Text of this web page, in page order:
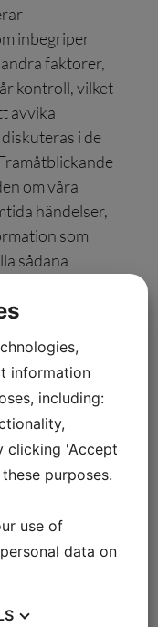
inbegriper
faktorer,
kontroll, vilket
avvika
i de
om våra
händelser,
som
sådana
Vi åtar
uppdatera
att
eller
som gjorts,
enligt lag.
64, 211 22,
information
including:
clicking 'Accept
purposes.
use of
data on